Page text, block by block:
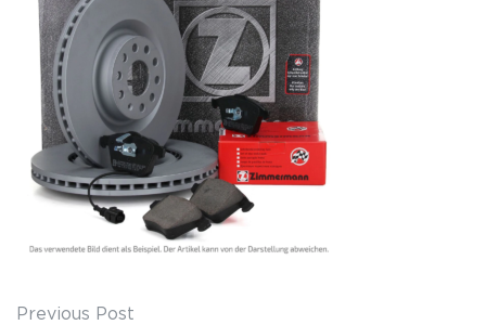
Previous Post